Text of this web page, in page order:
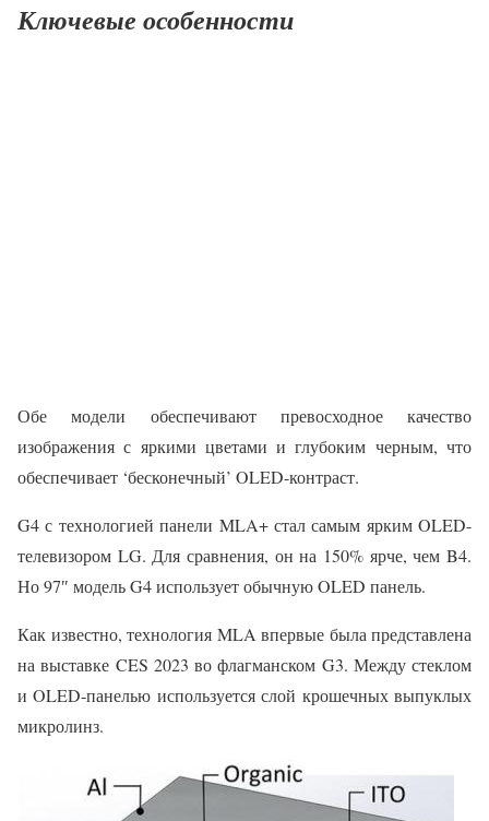
Ключевые особенности
Обе модели обеспечивают превосходное качество
изображения с яркими цветами и глубоким черным, что
обеспечивает ‘бесконечный’ OLED-контраст.
G4 с технологией панели MLA+ стал самым ярким OLED-
телевизором LG. Для сравнения, он на 150% ярче, чем B4.
Но 97″ модель G4 использует обычную OLED панель.
Как известно, технология MLA впервые была представлена
на выставке CES 2023 во флагманском G3. Между стеклом
и OLED-панелью используется слой крошечных выпуклых
микролинз.